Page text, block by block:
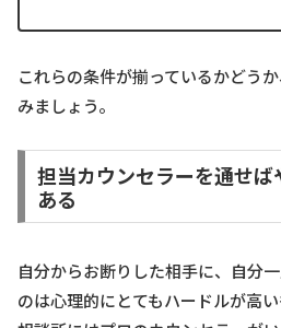
これらの条件が揃っているかどう
みましょう。
担当カウンセラーを通せ
ある
自分からお断りした相手に、自分
のは心理的にとてもハードルが高